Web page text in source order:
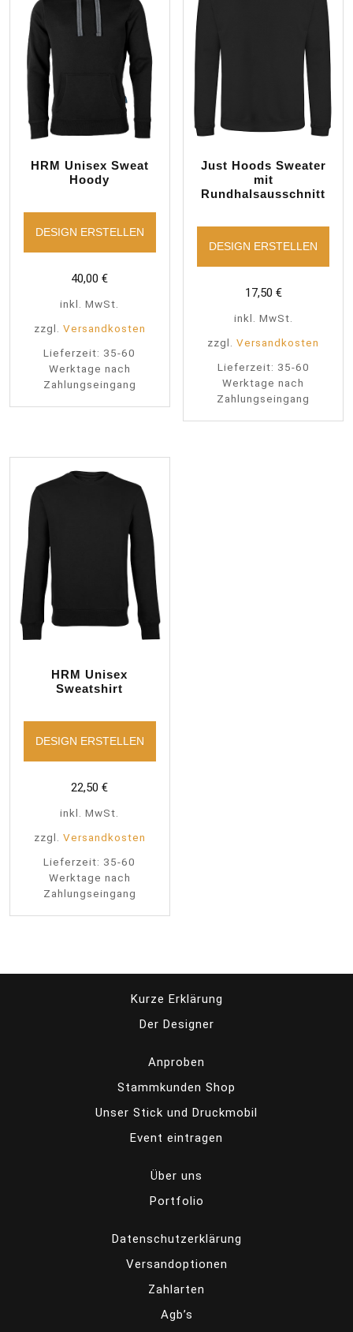
HRM Unisex Sweat
Hoody
DESIGN ERSTELLEN
40,00€
inkl. MwSt.
zzgl. Versandkosten
Lieferzeit: 35-60
Werktage nach
Zahlungseingang
Just Hoods Sweater
mit
Rundhalsausschnitt
DESIGN ERSTELLEN
17,50 €
inkl. MwSt.
zzgl.Versandkosten
Lieferzeit: 35-60
Werktage nach
Zahlungseingang
HRM Unisex
Sweatshirt
DESIGN ERSTELLEN
22,50€
inkl. MwSt.
zzgl. Versandkosten
Lieferzeit: 35-60
Werktage nach
Zahlungseingang
Kurze Erklärung
Der Designer
Anproben
Stammkunden Shop
Unser Stick und Druckmobil
Event eintragen
Über uns
Portfolio
Datenschutzerklärung
Versandoptionen
Zahlarten
Agb’s